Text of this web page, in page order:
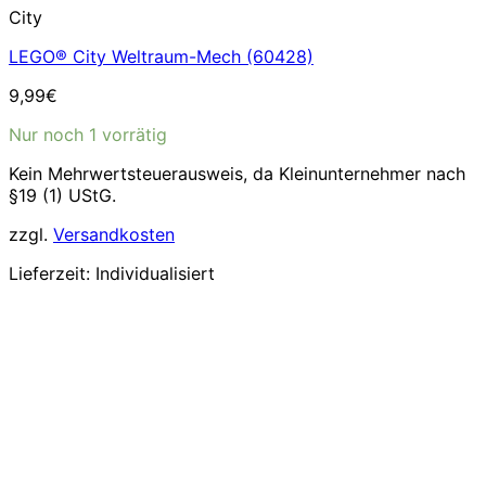
City
LEGO® City Weltraum-Mech (60428)
9,99€
Nur noch 1 vorrätig
Kein Mehrwertsteuerausweis, da Kleinunternehmer nach
§19 (1) UStG.
zzgl. Versandkosten
Lieferzeit: Individualisiert